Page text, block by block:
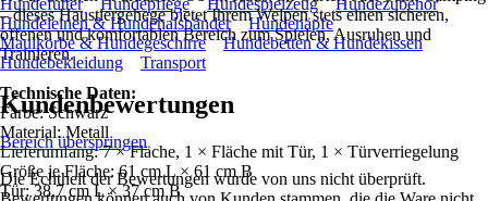
– dieses Haustiergehege bietet Ihrem Welpen stets einen sicheren,
offenen und komfortablen Bereich zum Spielen, Ausruhen und
Trainieren.
Technische Daten:
Farbe: Schwarz
Material: Metall
Lieferumfang: 7 × Fläche, 1 × Fläche mit Tür, 1 × Türverriegelung
Größe je Fläche: 61 cm L × 61 cm B
Tür: 38,7 cm L × 37 cm B
Hundefutter
Hundepflege Hundespielzeug
Hundezubehör
Hundeleinen & Hundehalsbänder
Hundenäpfe
Maulkörbe & Hundegeschirre
Hundebetten & Hundekissen
Hundebekleidung
Transport
Kundenbewertungen
Bereich überspringen
Die Echtheit der Bewertungen wurde von uns nicht überprüft.